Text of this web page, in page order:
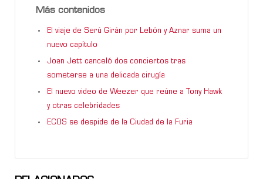
Más contenidos
El viaje de Serú Girán por Lebón y Aznar suma un
nuevo capítulo
Joan Jett canceló dos conciertos tras
someterse a una delicada cirugía
El nuevo video de Weezer que reúne a Tony Hawk
y otras celebridades
ECOS se despide de la Ciudad de la Furia